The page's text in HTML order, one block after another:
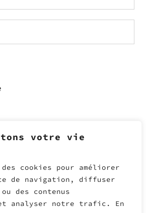
votre vie
cookies pour améliorer
de navigation, diffuser
des contenus
analyser notre trafic. En